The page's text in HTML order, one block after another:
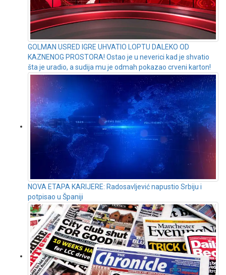
GOLMAN USRED IGRE UHVATIO LOPTU DALEKO OD
KAZNENOG PROSTORA! Ostao je u neverici kad je shvatio
šta je uradio, a sudija mu je odmah pokazao crveni karton!
NOVA ETAPA KARIJERE: Radosavljević napustio Srbiju i
potpisao u Španiji